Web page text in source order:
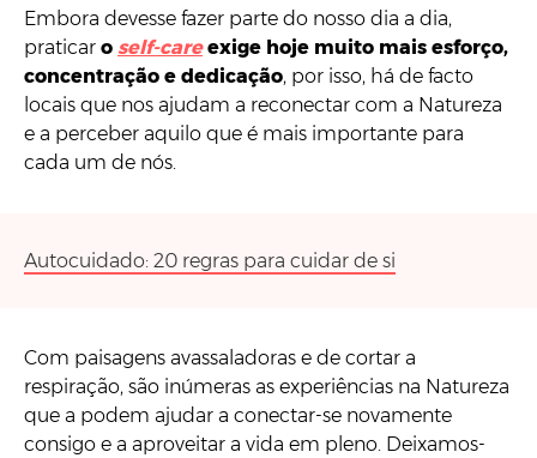
Embora devesse fazer parte do nosso dia a dia,
praticar o self-careexige hoje muito mais esforço,
concentração e dedicação, por isso, há de facto
locais que nos ajudam a reconectar com a Natureza
e a perceber aquilo que é mais importante para
cada um de nós.
Autocuidado: 20 regras para cuidar de si
Com paisagens avassaladoras e de cortar a
respiração, são inúmeras as experiências na Natureza
que a podem ajudar a conectar-se novamente
consigo e a aproveitar a vida em pleno. Deixamos-